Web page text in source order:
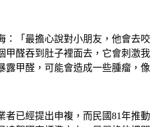
：「最擔心說對小朋友，他會去咬
甲醛吞到肚子裡面去，它會刺激我
露甲醛，可能會造成一些腫瘤，像
者已經提出申複，而民國81年推動